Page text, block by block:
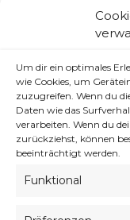
Um dir ein optimales
wie Cookies, um
zuzugreifen. Wenn du
Daten wie das
verarbeiten. Wenn du
zurückziehst, können
beeinträchtigt werden.
Funktional
Gorillaz –
Video
Klicke auf